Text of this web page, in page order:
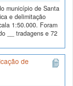
município de Santa
e delimitação
1:50.000. Foram
__ tradagens e 72
de